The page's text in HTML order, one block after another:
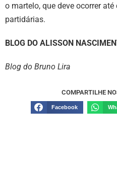
o martelo, que deve ocorrer
partidárias.
BLOG DO ALISSON
Blog do Bruno Lira
COMPARTILHE
Facebook